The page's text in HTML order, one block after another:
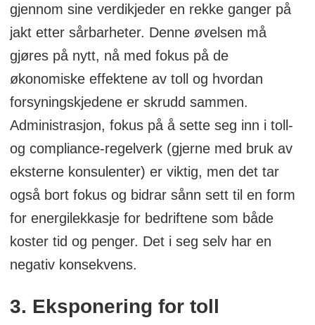
gjennom sine verdikjeder en rekke ganger på
jakt etter sårbarheter. Denne øvelsen må
gjøres på nytt, nå med fokus på de
økonomiske effektene av toll og hvordan
forsyningskjedene er skrudd sammen.
Administrasjon, fokus på å sette seg inn i toll-
og compliance-regelverk (gjerne med bruk av
eksterne konsulenter) er viktig, men det tar
også bort fokus og bidrar sånn sett til en form
for energilekkasje for bedriftene som både
koster tid og penger. Det i seg selv har en
negativ konsekvens.
3. Eksponering for toll